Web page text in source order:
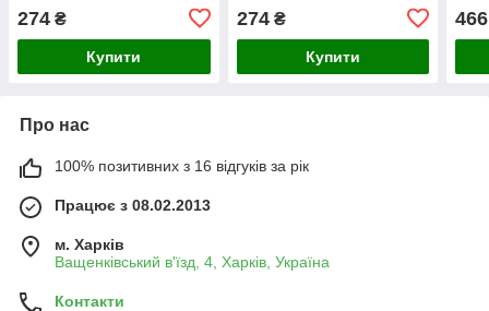
274 ₴
Купити
274₴
Купити
466
Про нас
100% позитивних з 16 відгуків за рік
Працює з 08.02.2013
м. Харків
Ващенківський в'їзд, 4, Харків, Україна
Контакти